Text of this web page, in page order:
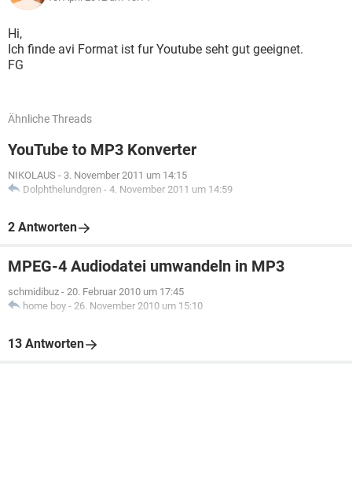
Hi,
Ich finde avi Format ist fur Youtube seht gut geeignet.
FG
Ähnliche Threads
YouTube to MP3 Konverter
NIKOLAUS - 3. November 2011 um 14:15
Dolphthelundgren - 4. November 2011 um 14:59
2 Antworten
MPEG-4 Audiodatei umwandeln in MP3
schmidibuz - 20. Februar 2010 um 17:45
home boy - 26. November 2010 um 15:10
13 Antworten